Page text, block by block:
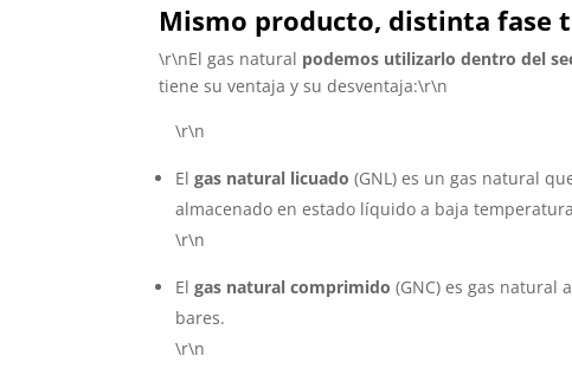
Mismo producto, distinta fase
\r\nEl gas natural podemos utilizarlo dentro del
tiene su ventaja y su desventaja:\r\n
\r\n
Elgas natural licuado (GNL) es un gas natural
almacenado en estado líquido a baja
\r\n
Elgas natural comprimido (GNC) es gas natural
bares.
\r\n